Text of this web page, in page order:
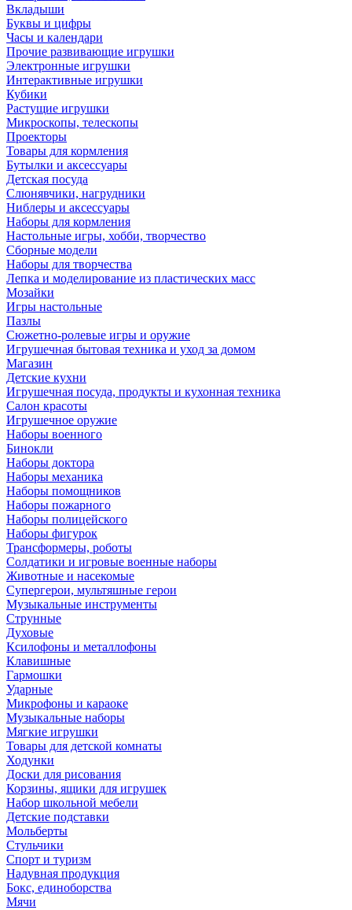
Вкладыши
Буквы и цифры
Часы и календари
Прочие развивающие игрушки
Электронные игрушки
Интерактивные игрушки
Кубики
Растущие игрушки
Микроскопы, телескопы
Проекторы
Товары для кормления
Бутылки и аксессуары
Детская посуда
Слюнявчики, нагрудники
Ниблеры и аксессуары
Наборы для кормления
Настольные игры, хобби, творчество
Сборные модели
Наборы для творчества
Лепка и моделирование из пластических масс
Мозайки
Игры настольные
Пазлы
Сюжетно-ролевые игры и оружие
Игрушечная бытовая техника и уход за домом
Магазин
Детские кухни
Игрушечная посуда, продукты и кухонная техника
Салон красоты
Игрушечное оружие
Наборы военного
Бинокли
Наборы доктора
Наборы механика
Наборы помощников
Наборы пожарного
Наборы полицейского
Наборы фигурок
Трансформеры, роботы
Солдатики и игровые военные наборы
Животные и насекомые
Супергерои, мультяшные герои
Музыкальные инструменты
Струнные
Духовые
Ксилофоны и металлофоны
Клавишные
Гармошки
Ударные
Микрофоны и караоке
Музыкальные наборы
Мягкие игрушки
Товары для детской комнаты
Ходунки
Доски для рисования
Корзины, ящики для игрушек
Набор школьной мебели
Детские подставки
Мольберты
Стульчики
Спорт и туризм
Надувная продукция
Бокс, единоборства
Мячи